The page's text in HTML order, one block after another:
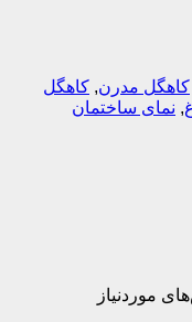
کاهگل مدرن, کاهگل
, نمای ساختمان
موردنیاز